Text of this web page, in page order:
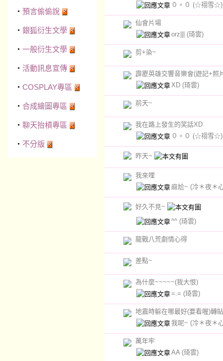
‧ 預言偷偷說
‧ 銀狐衍生文學
‧ 一般衍生文學
‧ 活動訊息宣傳
‧ COSPLAY專區
‧ 合成繪圖專區
‧ 聊天抬槓專區
‧ 不分版
０。０ (☆祤雪☆)
仙會片場
orz||| (琦雲)
剪+染~
霹靂英雄交響音樂會(遊記+照
XD (琦雲)
前天~
我在路上發生的笑話XD
０。０ (☆祤雪☆)
昨天~
我來哩
麻尬~ (冷＊夜＊
好久不見~
^^ (琦雲)
龍戰八荒劇情心得
差點~
為什麼~~~~~(我大恨)
=.= (琦雲)
地震時躲在哪最好(要看喔)轉貼
我呢~ (冷＊夜＊
萬年牢
AA (琦雲)